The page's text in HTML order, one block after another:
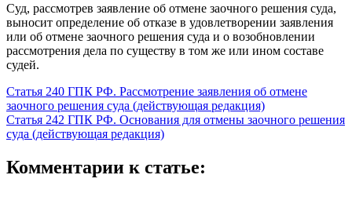
Суд, рассмотрев заявление об отмене заочного решения суда,
выносит определение об отказе в удовлетворении заявления
или об отмене заочного решения суда и о возобновлении
рассмотрения дела по существу в том же или ином составе
судей.
Статья 240 ГПК РФ. Рассмотрение заявления об отмене
заочного решения суда (действующая редакция)
Статья 242 ГПК РФ. Основания для отмены заочного решения
суда (действующая редакция)
Комментарии к статье: